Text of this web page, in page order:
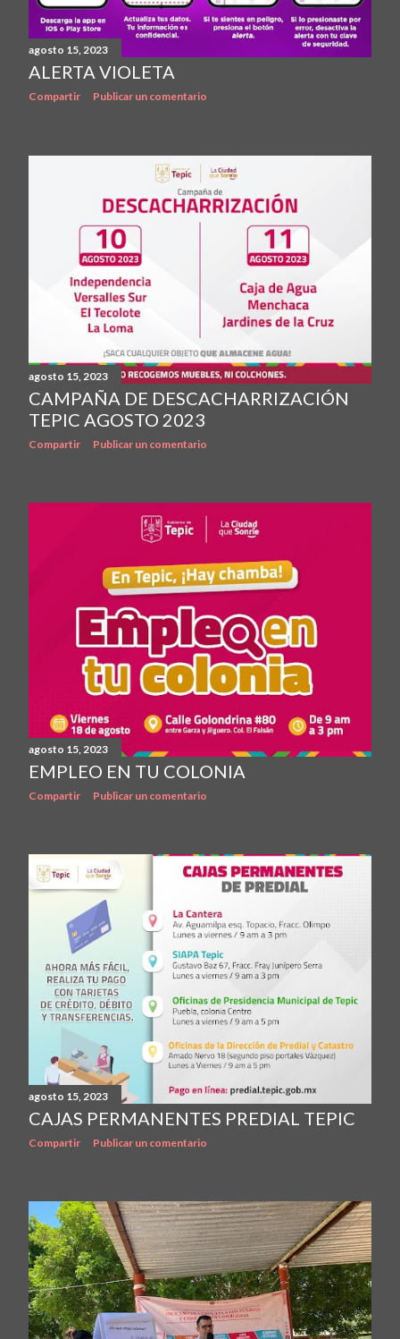
agosto 15, 2023
ALERTA VIOLETA
Compartir Publicar un comentario
agosto 15, 2023
CAMPAÑA DE DESCACHARRIZACIÓN
TEPIC AGOSTO 2023
Compartir Publicar un comentario
agosto 15, 2023
EMPLEO EN TU COLONIA
Compartir Publicar un comentario
agosto 15, 2023
CAJAS PERMANENTES PREDIAL TEPIC
Compartir Publicar un comentario